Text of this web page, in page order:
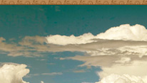
фольклора Скачать Поиск музыки, поиск фольклора, искать песни, как пели